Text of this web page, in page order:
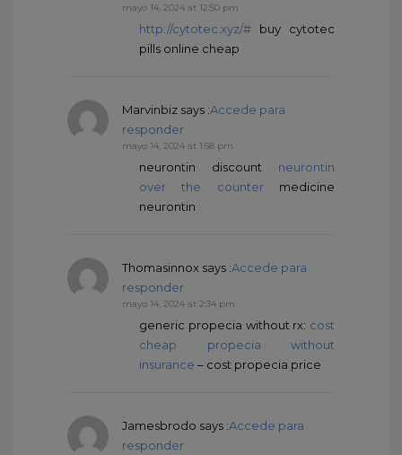
mayo 14, 2024 at 12:50 pm
http://cytotec.xyz/# buy cytotec
pills online cheap
Marvinbiz says :Accede para
responder
mayo 14, 2024 at 1:58 pm
neurontin discount neurontin
over the countermedicine
neurontin
Thomasinnox says :Accede para
responder
mayo 14, 2024 at 2:34 pm
generic propecia without rx: cost
cheap propecia without
insurance – cost propecia price
Jamesbrodo says :Accede para
responder